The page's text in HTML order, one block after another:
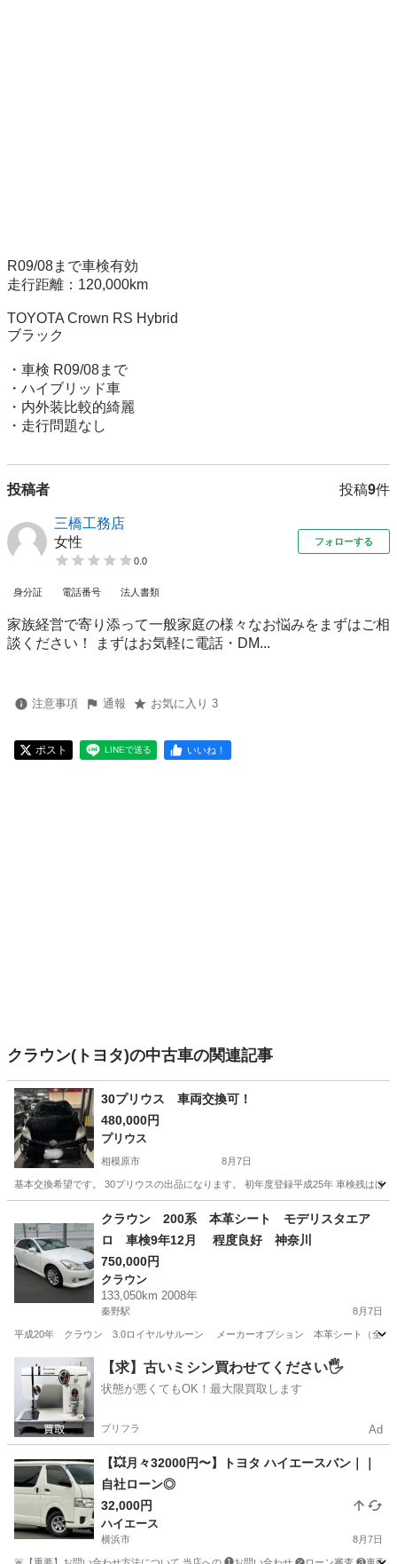
R09/08まで車検有効
走行距離：120,000km
TOYOTA Crown RS Hybrid
ブラック
・車検 R09/08まで
・ハイブリッド車
・内外装比較的綺麗
・走行問題なし
投稿者 投稿9件
三橋工務店
女性
0.0
フォローする
身分証 電話番号 法人書類
家族経営で寄り添って一般家庭の様々なお悩みをまずはご相
談ください！ まずはお気軽に電話・DM...
注意事項 通報 お気に入り 3
ポスト LINEで送る いいね！
クラウン(トヨタ)の中古車の関連記事
30プリウス 車両交換可！
480,000円
プリウス
相模原市 8月7日
基本交換希望です。 30プリウスの出品になります。 初年度登録平成25年 車検残はほ
相模原市 プリウス
クラウン 200系 本革シート モデリスタエア
ロ 車検9年12月 程度良好 神奈川
750,000円
クラウン
133,050km 2008年
秦野駅 8月7日
平成20年 クラウン 3.0ロイヤルサルーン メーカーオプション 本革シート（全席パ
神奈川 秦野市 秦野駅 クラウン
【求】古いミシン買わせてください🖐️
状態が悪くてもOK！最大限買取します
プリフラ Ad
【💥月々32000円〜】トヨタ ハイエースバン｜｜
自社ローン◎
32,000円
ハイエース
横浜市 8月7日